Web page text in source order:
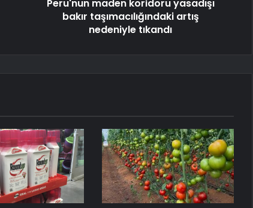
Peru'nun maden koridoru yasadışı
bakır taşımacılığındaki artış
nedeniyle tıkandı